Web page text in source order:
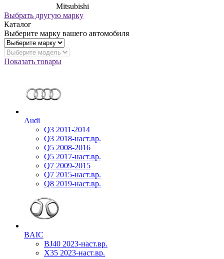
Mitsubishi
Выбрать другую марку
Каталог
Выберите марку вашего автомобиля
Показать товары
Audi
Q3 2011-2014
Q3 2018-наст.вр.
Q5 2008-2016
Q5 2017-наст.вр.
Q7 2009-2015
Q7 2015-наст.вр.
Q8 2019-наст.вр.
BAIC
BJ40 2023-наст.вр.
X35 2023-наст.вр.